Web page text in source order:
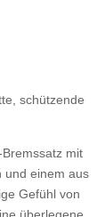
schützende
mit
und einem aus
Gefühl von
überlegene